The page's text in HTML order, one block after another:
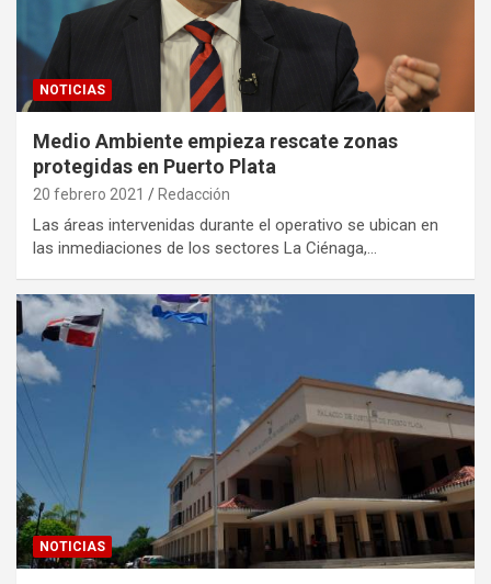
NOTICIAS
Medio Ambiente empieza rescate zonas
protegidas en Puerto Plata
20 febrero 2021 Redacción
Las áreas intervenidas durante el operativo se ubican en
las inmediaciones de los sectores La Ciénaga,…
NOTICIAS